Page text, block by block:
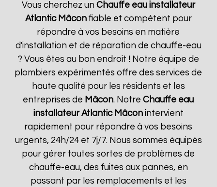
Vous cherchez un Chauffe eau installateur
Atlantic Mâconfiable et compétent pour
répondre à vos besoins en matière
d'installation et de réparation de chauffe-eau
? Vous êtes au bon endroit ! Notre équipe de
plombiers expérimentés offre des services de
haute qualité pour les résidents et les
entreprises de Mâcon. NotreChauffe eau
installateur Atlantic Mâconintervient
rapidement pour répondre à vos besoins
urgents, 24h/24 et 7j/7. Nous sommes équipés
pour gérer toutes sortes de problèmes de
chauffe-eau, des fuites aux pannes, en
passant par les remplacements et les